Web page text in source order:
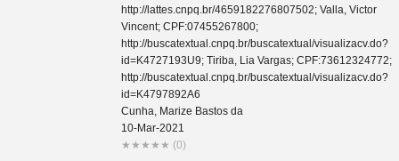
http://lattes.cnpq.br/4659182276807502; Valla, Victor
Vincent; CPF:07455267800;
http://buscatextual.cnpq.br/buscatextual/visualizacv.do?
id=K4727193U9; Tiriba, Lia Vargas; CPF:73612324772;
http://buscatextual.cnpq.br/buscatextual/visualizacv.do?
id=K4797892A6
Cunha, Marize Bastos da
10-Mar-2021
★ ★ ★ ★ ★ (0)